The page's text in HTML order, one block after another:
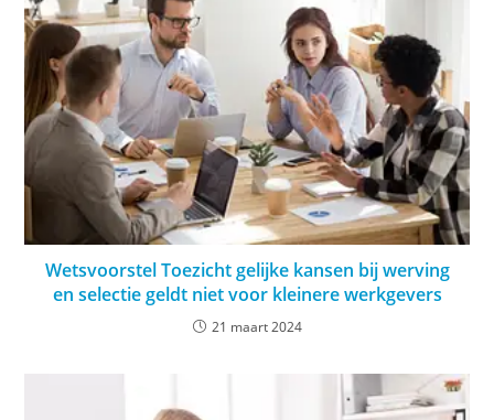
Wetsvoorstel Toezicht gelijke kansen bij werving
en selectie geldt niet voor kleinere werkgevers
21 maart 2024